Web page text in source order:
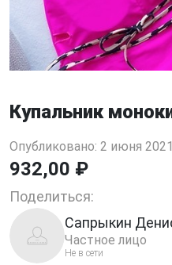
Купальник
Опубликовано: 2 июня 2021
932,00 ₽
Поделиться:
Сапрыкин
Частное лицо
Не в сети